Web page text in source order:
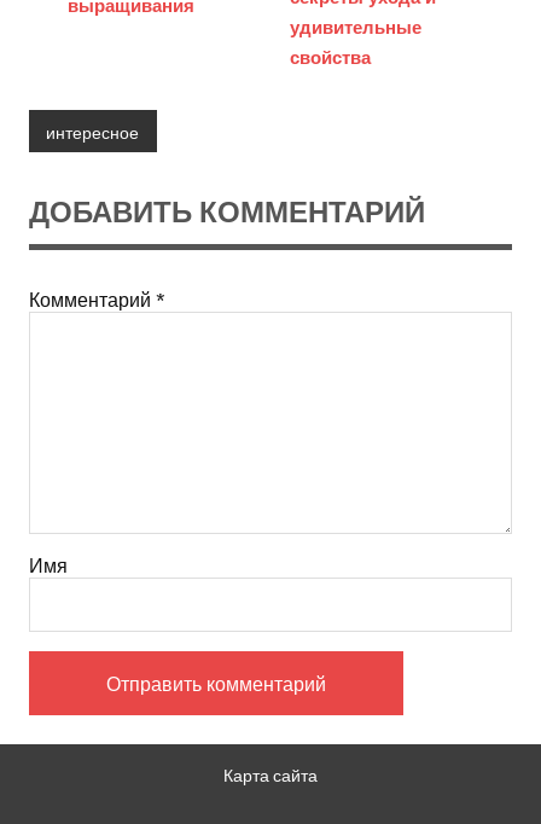
удивительные
свойства
интересное
ДОБАВИТЬ КОММЕНТАРИЙ
Комментарий *
Имя
Карта сайта